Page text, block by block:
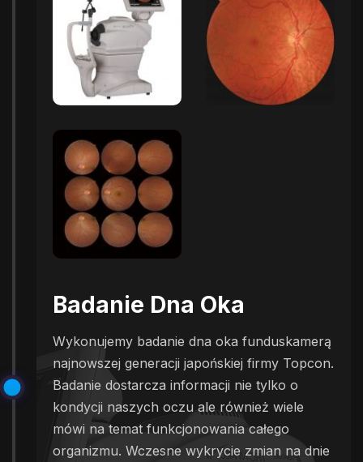
Badanie Dna Oka
Wykonujemy badanie dna oka funduskamerą
najnowszej generacji japońskiej firmy Topcon.
Badanie dostarcza informacji nie tylko o
kondycji naszych oczu ale również wiele
mówi na temat funkcjonowania całego
organizmu. Wczesne wykrycie zmian na dnie